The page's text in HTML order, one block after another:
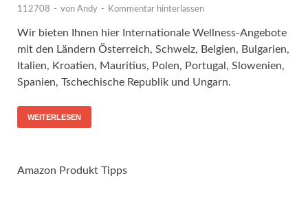
112708 - von Andy - Kommentar hinterlassen
Wir bieten Ihnen hier Internationale Wellness-Angebote
mit den Ländern Österreich, Schweiz, Belgien, Bulgarien,
Italien, Kroatien, Mauritius, Polen, Portugal, Slowenien,
Spanien, Tschechische Republik und Ungarn.
WEITERLESEN
Amazon Produkt Tipps